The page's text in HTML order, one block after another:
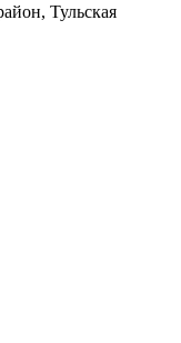
Тульская